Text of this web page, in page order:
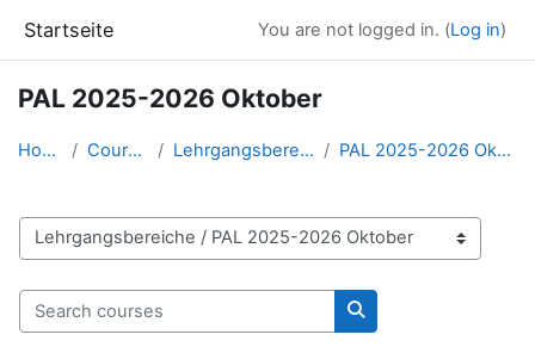
Startseite You are not logged in. (Log in)
PAL 2025-2026 Oktober
Home Courses Lehrgangsbereiche PAL 2025-2026 Oktober
Course categories
Search courses
Search courses